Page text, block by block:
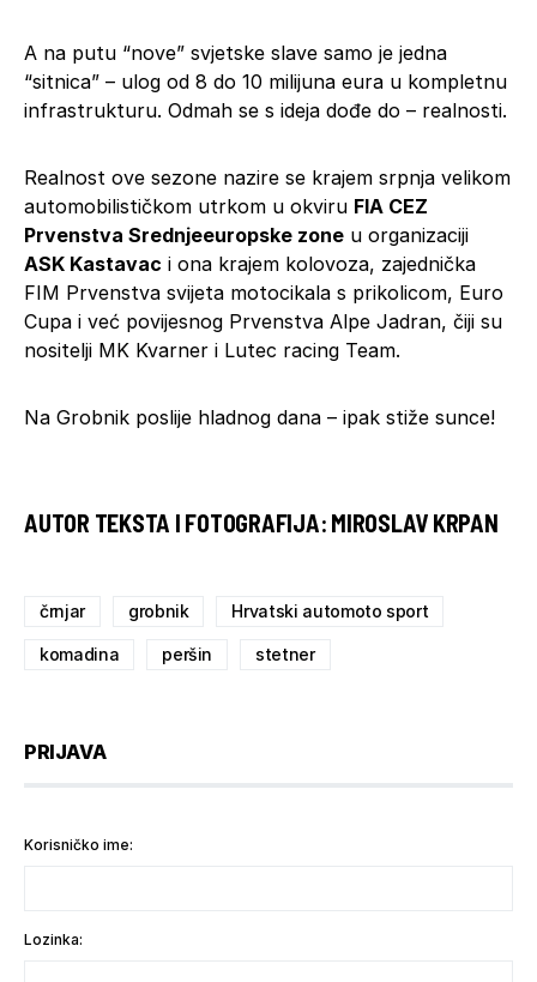
A na putu “nove” svjetske slave samo je jedna
“sitnica” – ulog od 8 do 10 milijuna eura u kompletnu
infrastrukturu. Odmah se s ideja dođe do – realnosti.
Realnost ove sezone nazire se krajem srpnja velikom
automobilističkom utrkom u okviru FIA CEZ
Prvenstva Srednjeeuropske zone u organizaciji
ASK Kastavac i ona krajem kolovoza, zajednička
FIM Prvenstva svijeta motocikala s prikolicom, Euro
Cupa i već povijesnog Prvenstva Alpe Jadran, čiji su
nositelji MK Kvarner i Lutec racing Team.
Na Grobnik poslije hladnog dana – ipak stiže sunce!
AUTOR TEKSTA I FOTOGRAFIJA: MIROSLAV KRPAN
črnjar grobnik Hrvatski automoto sport
komadina peršin stetner
PRIJAVA
Korisničko ime:
Lozinka: